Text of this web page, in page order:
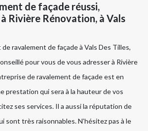
de façade réussi,
Rivière Rénovation, à Vals
ravalement de façade à Vals Des Tilles,
pour vous de vous adresser à Rivière
de ravalement de façade est en
prestation qui sera à la hauteur de vos
ses services. Il a aussi la réputation de
sont très raisonnables. N’hésitez pas à le